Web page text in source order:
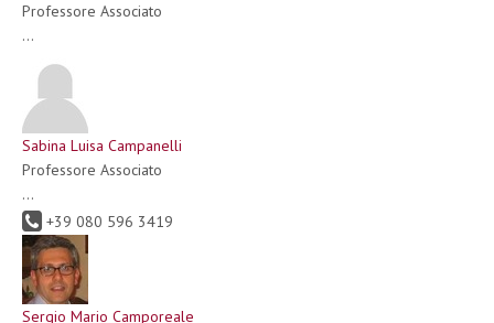
Professore Associato
...
Sabina Luisa Campanelli
Professore Associato
...
+39 080 596 3419
Sergio Mario Camporeale